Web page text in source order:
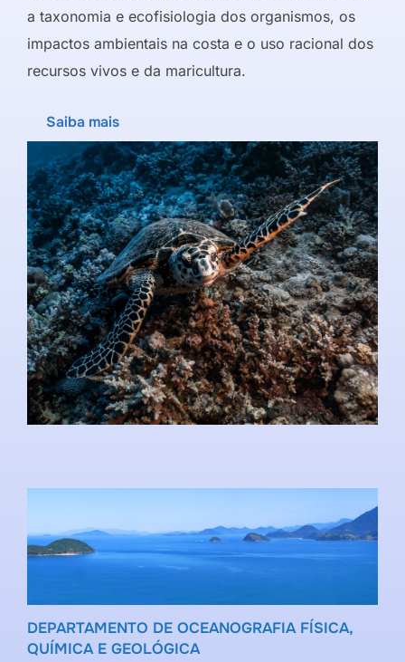
a taxonomia e ecofisiologia dos organismos, os
impactos ambientais na costa e o uso racional dos
recursos vivos e da maricultura.
Saiba mais
DEPARTAMENTO DE OCEANOGRAFIA FÍSICA,
QUÍMICA E GEOLÓGICA